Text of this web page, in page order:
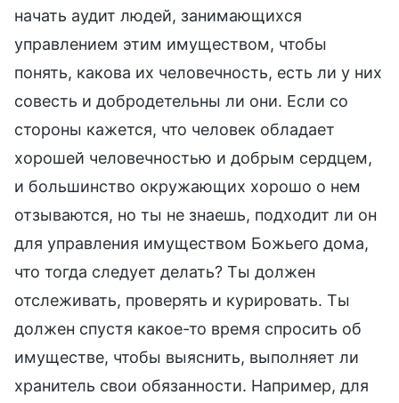
начать аудит людей, занимающихся
управлением этим имуществом, чтобы
понять, какова их человечность, есть ли у них
совесть и добродетельны ли они. Если со
стороны кажется, что человек обладает
хорошей человечностью и добрым сердцем,
и большинство окружающих хорошо о нем
отзываются, но ты не знаешь, подходит ли он
для управления имуществом Божьего дома,
что тогда следует делать? Ты должен
отслеживать, проверять и курировать. Ты
должен спустя какое-то время спросить об
имуществе, чтобы выяснить, выполняет ли
хранитель свои обязанности. Например, для